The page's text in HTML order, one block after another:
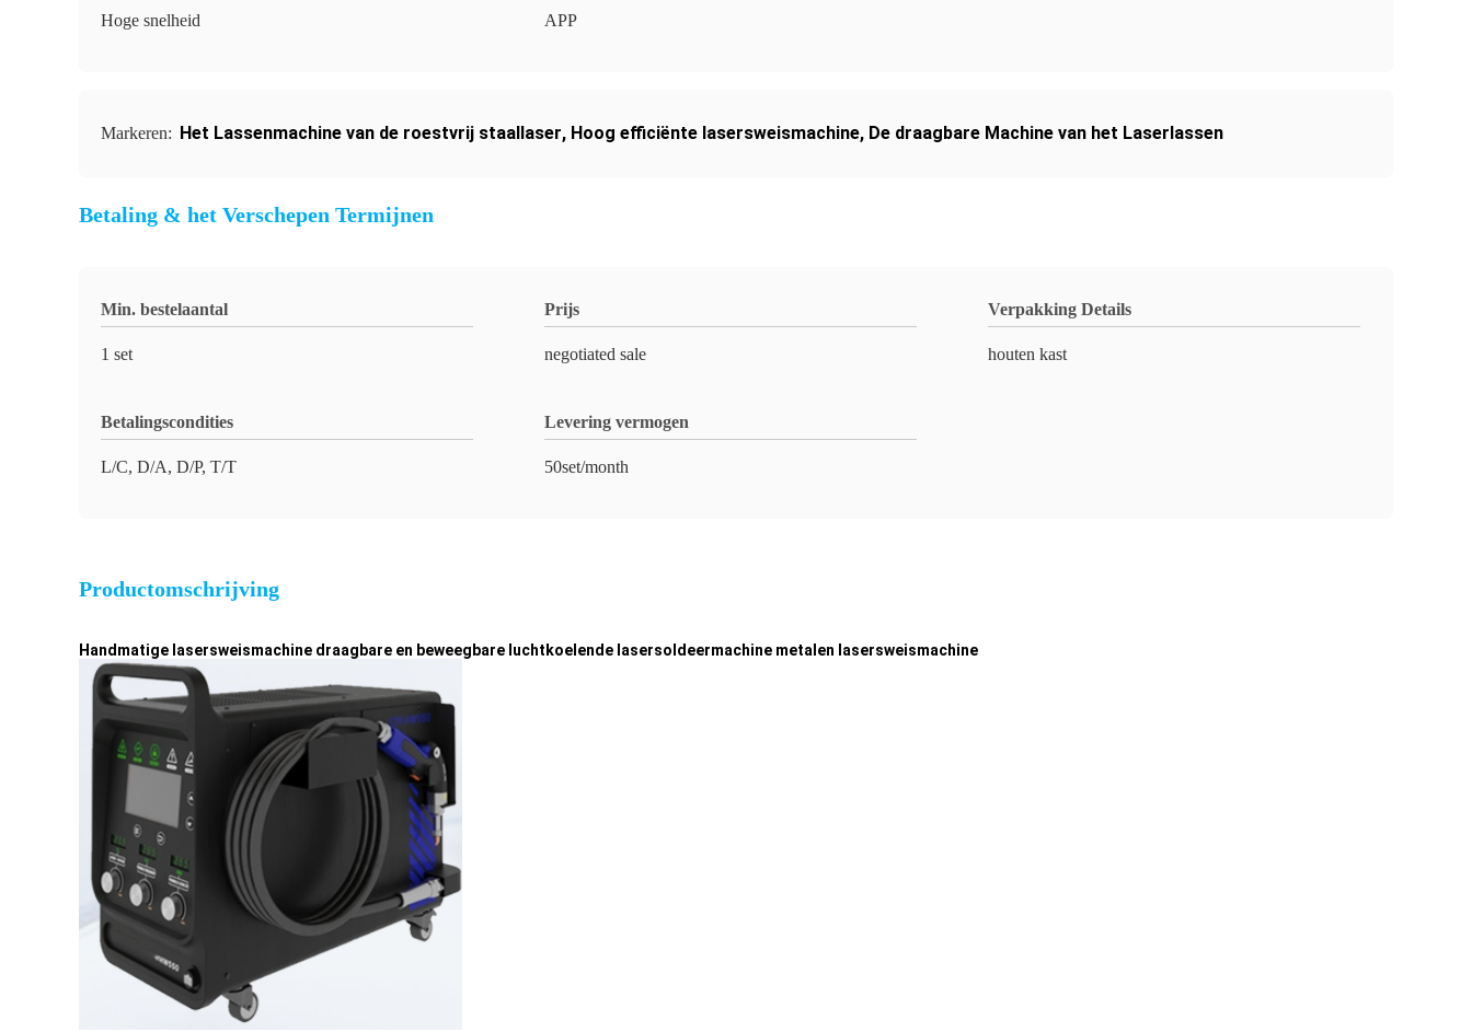
Hoge snelheid APP
Markeren: Het Lassenmachine van de roestvrij staallaser, Hoog efficiënte lasersweismachine, De draagbare Machine van het Laserlassen
Betaling & het Verschepen Termijnen
Min. bestelaantal
1 set
Prijs
negotiated sale
Verpakking Details
houten kast
Betalingscondities
L/C, D/A, D/P, T/T
Levering vermogen
50set/month
Productomschrijving
Handmatige lasersweismachine draagbare en beweegbare luchtkoelende lasersoldeermachine metalen lasersweismachine